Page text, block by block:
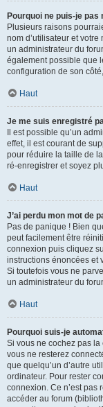
Pourquoi ne puis-je pas
Plusieurs raisons
nom d’utilisateur et votre
un administrateur du
également possible que
configuration de son
Haut
Je me suis enregistré
Il est possible qu’un
effet, il est courant de
pour réduire la taille de
ré-enregistrer et soyez
Haut
J’ai perdu mon mot de
Pas de panique ! Bien
peut facilement être
connexion puis cliquez
instructions énoncées et
Si toutefois vous ne
un administrateur du
Haut
Pourquoi suis-je
Si vous ne cochez pas la
vous ne resterez
que quelqu’un d’autre
ordinateur. Pour rester
connexion. Ce n’est
accéder au forum